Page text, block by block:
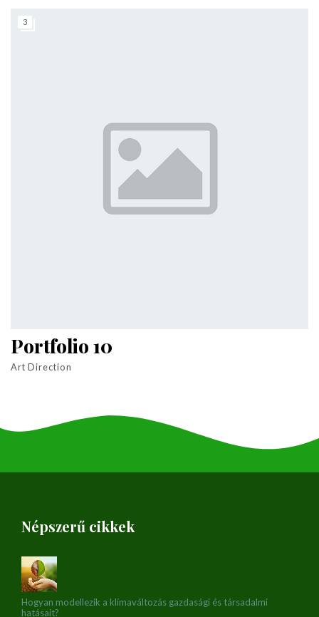
3
Portfolio 10
Art Direction
Népszerű cikkek
Hogyan modellezik a klímaváltozás gazdasági és társadalmi
hatásait?